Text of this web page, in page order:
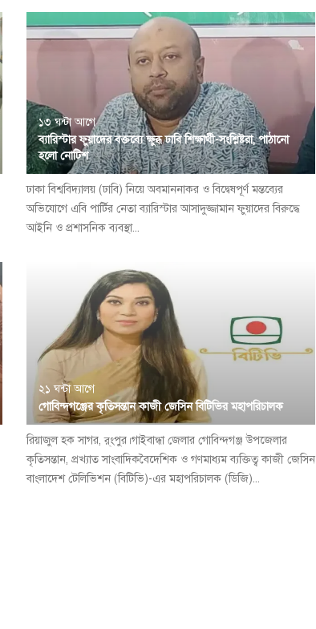
১৩ ঘন্টা আগে
ব্যারিস্টার ফুয়াদের বক্তব্যে ক্ষুব্ধ ঢাবি শিক্ষার্থী-সংশ্লিষ্টরা, পাঠানো
হলো নোটিশ
ঢাকা বিশ্ববিদ্যালয় (ঢাবি) নিয়ে অবমাননাকর ও বিদ্বেষপূর্ণ মন্তব্যের
অভিযোগে এবি পার্টির নেতা ব্যারিস্টার আসাদুজ্জামান ফুয়াদের বিরুদ্ধে
আইনি ও প্রশাসনিক ব্যবস্থা...
২১ ঘন্টা আগে
গোবিন্দগঞ্জের কৃতিসন্তান কাজী জেসিন বিটিভির মহাপরিচালক
রিয়াজুল হক সাগর, র্ংপুর।গাইবান্ধা জেলার গোবিন্দগঞ্জ উপজেলার
কৃতিসন্তান, প্রখ্যাত সাংবাদিকবৈদেশিক ও গণমাধ্যম ব্যক্তিত্ব কাজী জেসিন
বাংলাদেশ টেলিভিশন (বিটিভি)-এর মহাপরিচালক (ডিজি)...